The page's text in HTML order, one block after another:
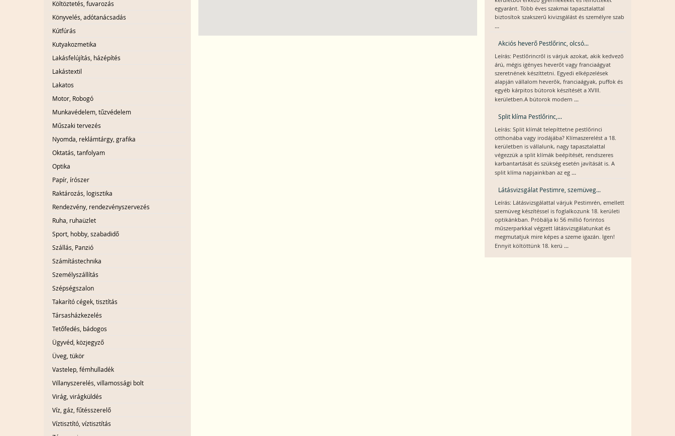
Költöztetés, fuvarozás
Könyvelés, adótanácsadás
Kútfúrás
Kutyakozmetika
Lakásfelújítás, házépítés
Lakástextil
Lakatos
Motor, Robogó
Munkavédelem, tűzvédelem
Műszaki tervezés
Nyomda, reklámtárgy, grafika
Oktatás, tanfolyam
Optika
Papír, írószer
Raktározás, logisztika
Rendezvény, rendezvényszervezés
Ruha, ruhaüzlet
Sport, hobby, szabadidő
Szállás, Panzió
Számítástechnika
Személyszállítás
Szépségszalon
Takarító cégek, tisztítás
Társasházkezelés
Tetőfedés, bádogos
Ügyvéd, közjegyző
Üveg, tükör
Vastelep, fémhulladék
Villanyszerelés, villamossági bolt
Virág, virágküldés
Víz, gáz, fűtésszerelő
Víztisztító, víztisztítás
egyaránt. Több éves szakmai tapasztalattal
biztosítok szakszerű kivizsgálást és személyre szab
...
Akciós heverő Pestlőrinc, olcsó...
Leírás: Pestlőrincről is várjuk azokat, akik kedvező
árú, mégis igényes heverőt vagy franciaágyat
szeretnének készíttetni. Egyedi elképzelések
alapján vállalom heverők, franciaágyak, puffok és
egyéb kárpitos bútorok készítését a XVIII.
kerületben.A bútorok modern ...
Split klíma Pestlőrinc,...
Leírás: Split klímát telepíttetne pestlőrinci
otthonába vagy irodájába? Klímaszerelést a 18.
kerületben is vállalunk, nagy tapasztalattal
végezzük a split klímák beépítését, rendszeres
karbantartását és szükség esetén javítását is. A
split klíma napjainkban az eg ...
Látásvizsgálat Pestimre, szemüveg...
Leírás: Látásvizsgálattal várjuk Pestimrén, emellett
szemüveg készítéssel is foglalkozunk 18. kerületi
optikánkban. Próbálja ki 56 millió forintos
műszerparkkal végzett látásvizsgálatunkat és
megmutatjuk mire képes a szeme igazán. Igen!
Ennyit költöttünk 18. kerü ...